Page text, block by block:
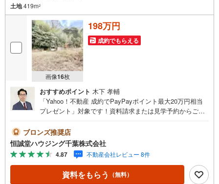
土地419m2
画像16枚
198万円
成約でもらえる
おすすめポイント 木下 孝輔
「Yahoo！不動産 成約でPayPayポイント最大20万円相当
プレゼント」対象です！資料請求または見学予約からご成
ださい。【営業時間 9:00-18:30】定休日:火曜日、水曜日上
記時間はお電話が繋がりやすくなっております。ぜひお気
軽にご連絡下さい！現地を見学される場合は「室内・現地
を見学する（無料）」ボタンよりご希望の日時をご記入い
ただけますとスムーズにご案内が可能です。恒誠堂ハウジ
ング千葉では、お客様一人ひとりのライフスタイルや将来
ブロンズ推奨店
恒誠堂ハウジング千葉株式会社
4.87 不動産会社レビュー 8件
資料をもらう （無料）